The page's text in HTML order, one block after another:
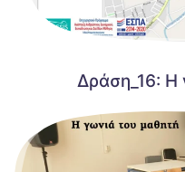
Δράση_16: Η